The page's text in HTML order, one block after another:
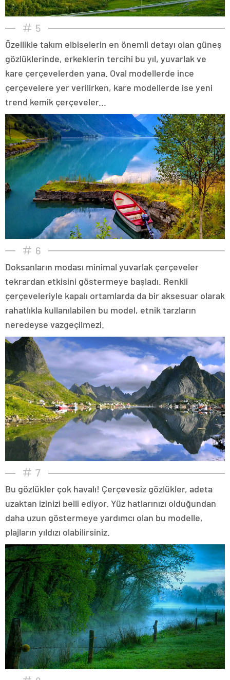
5
Özellikle takım elbiselerin en önemli detayı olan güneş
gözlüklerinde, erkeklerin tercihi bu yıl, yuvarlak ve
kare çerçevelerden yana. Oval modellerde ince
çerçevelere yer verilirken, kare modellerde ise yeni
trend kemik çerçeveler...
6
Doksanların modası minimal yuvarlak çerçeveler
tekrardan etkisini göstermeye başladı. Renkli
çerçeveleriyle kapalı ortamlarda da bir aksesuar olarak
rahatlıkla kullanılabilen bu model, etnik tarzların
neredeyse vazgeçilmezi.
7
Bu gözlükler çok havalı! Çerçevesiz gözlükler, adeta
uzaktan izinizi belli ediyor. Yüz hatlarınızı olduğundan
daha uzun göstermeye yardımcı olan bu modelle,
plajların yıldızı olabilirsiniz.